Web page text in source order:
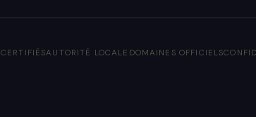
CERTIFIÉSAUTORITÉ LOCALE DOMAINES OFFICIELS